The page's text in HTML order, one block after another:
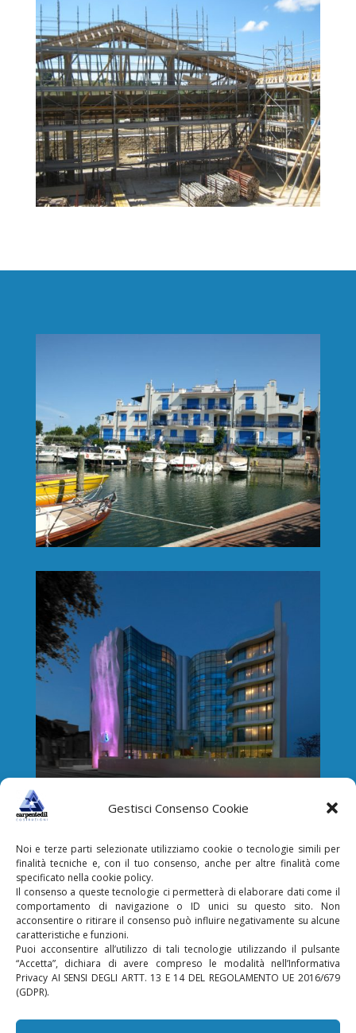
Gestisci Consenso Cookie
Noi e terze parti selezionate utilizziamo cookie o tecnologie simili per
finalità tecniche e, con il tuo consenso, anche per altre finalità come
specificato nella cookie policy.
Il consenso a queste tecnologie ci permetterà di elaborare dati come il
comportamento di navigazione o ID unici su questo sito. Non
acconsentire o ritirare il consenso può influire negativamente su alcune
caratteristiche e funzioni.
Puoi acconsentire all’utilizzo di tali tecnologie utilizzando il pulsante
“Accetta”, dichiara di avere compreso le modalità nell’Informativa
Privacy AI SENSI DEGLI ARTT. 13 E 14 DEL REGOLAMENTO UE 2016/679
(GDPR).